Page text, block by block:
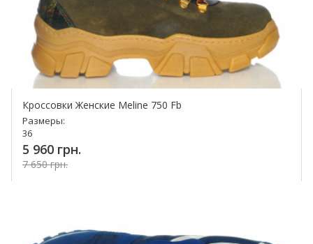
Кроссовки Женские Meline 750 Fb
Размеры:
36
5 960 грн.
7 650 грн.